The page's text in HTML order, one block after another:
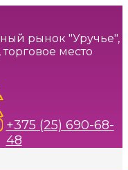
рынок "Уручье",
место
+375 (25) 690-68-
48